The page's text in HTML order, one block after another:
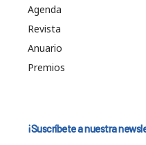
Agenda
Revista
Anuario
Premios
¡Suscríbete a nuestra